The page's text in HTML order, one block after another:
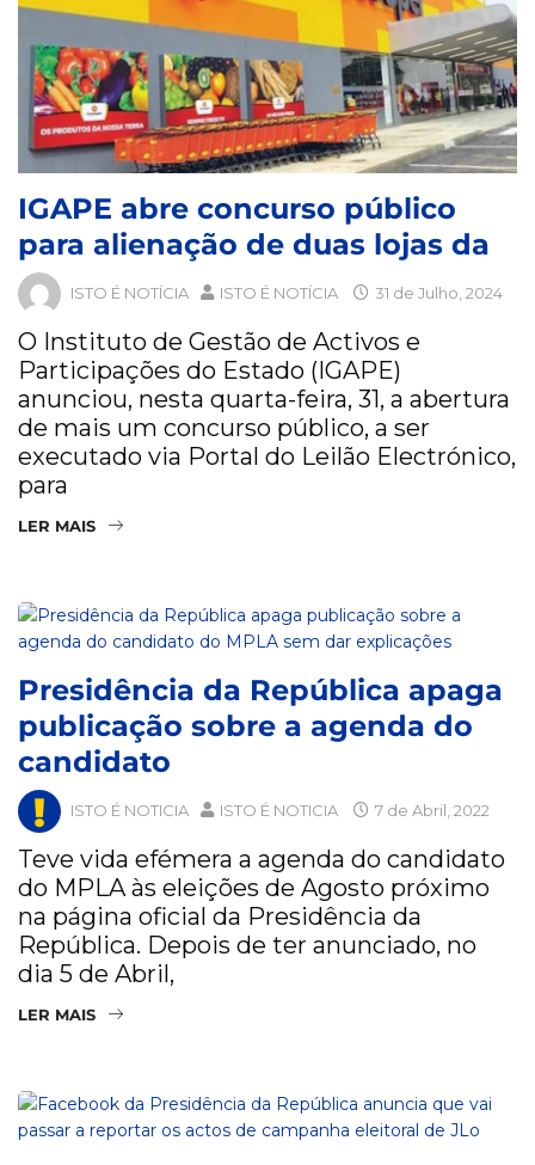
IGAPE abre concurso público
para alienação de duas lojas da
ISTO É NOTÍCIA ISTO É NOTÍCIA 31 de Julho, 2024
O Instituto de Gestão de Activos e
Participações do Estado (IGAPE)
anunciou, nesta quarta-feira, 31, a abertura
de mais um concurso público, a ser
executado via Portal do Leilão Electrónico,
para
LER MAIS
Presidência da República apaga
publicação sobre a agenda do
candidato
ISTO É NOTICIA ISTO É NOTICIA 7 de Abril, 2022
Teve vida efémera a agenda do candidato
do MPLA às eleições de Agosto próximo
na página oficial da Presidência da
República. Depois de ter anunciado, no
dia 5 de Abril,
LER MAIS